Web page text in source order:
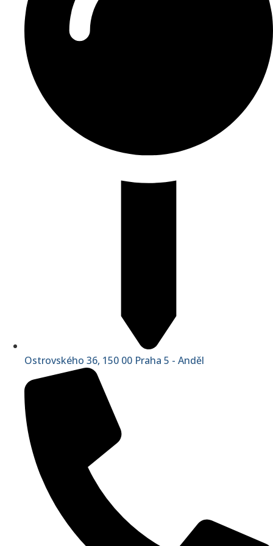
Ostrovského 36, 150 00 Praha 5 - Anděl